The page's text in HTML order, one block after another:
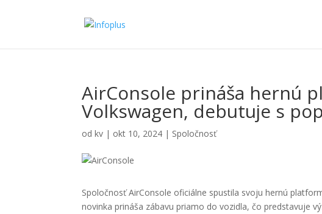
AirConsole prináša hernú
Volkswagen, debutuje s
odkv | okt 10, 2024 | Spoločnosť
Spoločnosť AirConsole oficiálne spustila svoju hernú
novinka prináša zábavu priamo do vozidla, čo predstavuje